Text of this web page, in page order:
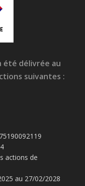
été délivrée au
suivantes :
actions de
au 27/02/2028